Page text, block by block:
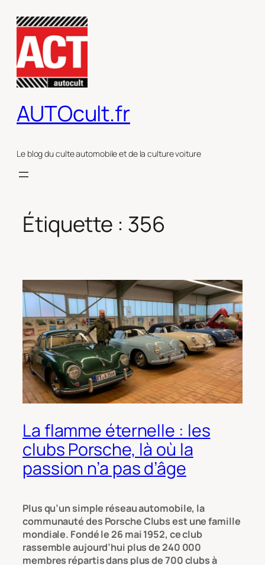
contenu
AUTOcult.fr
Le blog du culte automobile et de la culture voiture
Étiquette : 356
La flamme éternelle : les
clubs Porsche, là où la
passion n’a pas d’âge
Plus qu’un simple réseau automobile, la
communauté des Porsche Clubs est une famille
mondiale. Fondé le 26 mai 1952, ce club
rassemble aujourd’hui plus de 240 000
membres répartis dans plus de 700 clubs à